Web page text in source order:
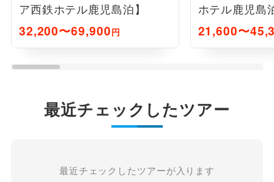
ア西鉄ホテル鹿児島泊】
32,200〜69,900円
ホテル鹿児島
21,600〜
最近チェックしたツアー
最近チェックしたツアーが入ります